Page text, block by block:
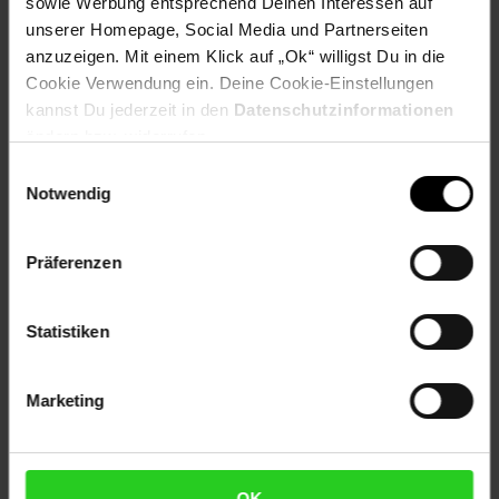
unserer Homepage, Social Media und Partnerseiten
anzuzeigen. Mit einem Klick auf „Ok“ willigst Du in die
Cookie Verwendung ein. Deine Cookie-Einstellungen
kannst Du jederzeit in den Datenschutzinformationen
Notwendig
Präferenzen
Statistiken
Marketing
Zielgruppe: Erwachsene
Artikelnummer: 2502091000
EAN: 4251312996185
Artikel gehört zur Kategorie:Kochtöpfe
Versandinformationen
Fußzeile
Weitere Online-Angebote